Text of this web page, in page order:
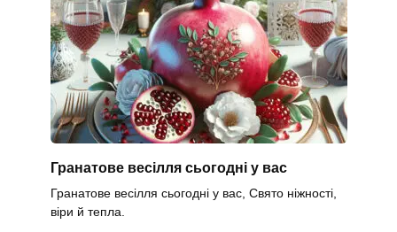
Гранатове весілля сьогодні у вас
Гранатове весілля сьогодні у вас, Свято ніжності,
віри й тепла.